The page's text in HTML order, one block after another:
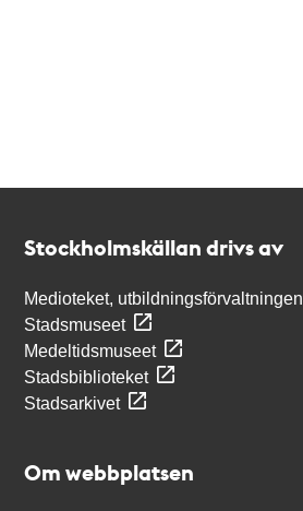
Stockholmskällan drivs av
Medioteket, utbildningsförvaltningen
Stadsmuseet
Medeltidsmuseet
Stadsbiblioteket
Stadsarkivet
Om webbplatsen